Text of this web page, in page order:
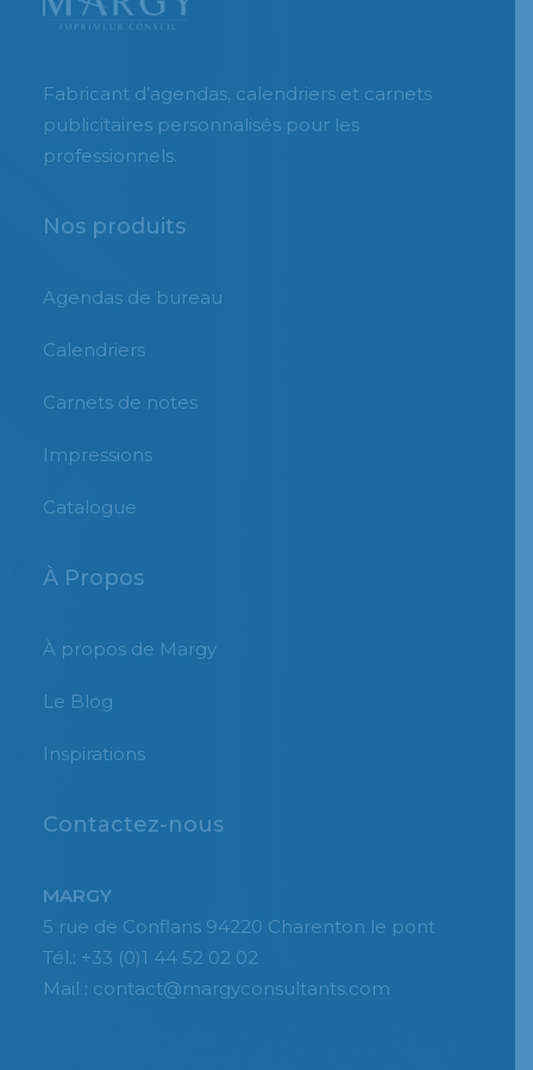
Fabricant d’agendas, calendriers et carnets
publicitaires personnalisés pour les
professionnels.
Nos produits
Agendas de bureau
Calendriers
Carnets de notes
Impressions
Catalogue
À Propos
À propos de Margy
Le Blog
Inspirations
Contactez-nous
MARGY
5 rue de Conflans 94220 Charenton le pont
Tél.: +33 (0)1 44 52 02 02
Mail : contact@margyconsultants.com